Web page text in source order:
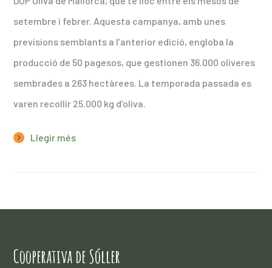
setembre i febrer. Aquesta campanya, amb unes
previsions semblants a l’anterior edició, engloba la
producció de 50 pagesos, que gestionen 36.000 oliveres
sembrades a 263 hectàrees. La temporada passada es
varen recollir 25.000 kg d’oliva.
Llegir més
Cooperativa de Sóller